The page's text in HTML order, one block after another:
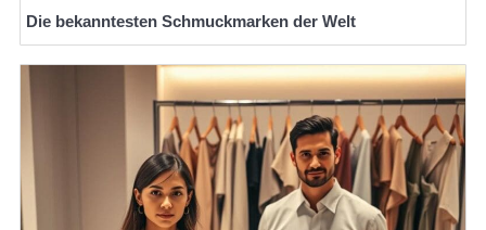
Die bekanntesten Schmuckmarken der Welt